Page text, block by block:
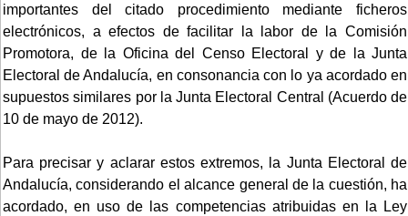
importantes del citado procedimiento mediante ficheros
electrónicos, a efectos de facilitar la labor de la Comisión
Promotora, de la Oficina del Censo Electoral y de la Junta
Electoral de Andalucía, en consonancia con lo ya acordado en
supuestos similares por la Junta Electoral Central (Acuerdo de
10 de mayo de 2012).
Para precisar y aclarar estos extremos, la Junta Electoral de
Andalucía, considerando el alcance general de la cuestión, ha
acordado, en uso de las competencias atribuidas en la Ley